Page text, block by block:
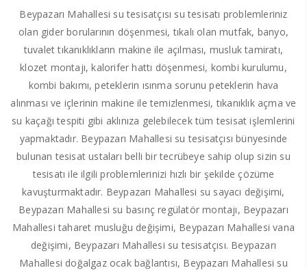
Beypazarı Mahallesi su tesisatçısı su tesisatı problemleriniz
olan gider borularının döşenmesi, tıkalı olan mutfak, banyo,
tuvalet tıkanıklıkların makine ile açılması, musluk tamiratı,
klozet montajı, kalorifer hattı döşenmesi, kombi kurulumu,
kombi bakımı, peteklerin ısınma sorunu peteklerin hava
alınması ve içlerinin makine ile temizlenmesi, tıkanıklık açma ve
su kaçağı tespiti gibi aklınıza gelebilecek tüm tesisat işlemlerini
yapmaktadır. Beypazarı Mahallesi su tesisatçısı bünyesinde
bulunan tesisat ustaları belli bir tecrübeye sahip olup sizin su
tesisatı ile ilgili problemlerinizi hızlı bir şekilde çözüme
kavuşturmaktadır. Beypazarı Mahallesi su sayacı değişimi,
Beypazarı Mahallesi su basınç regülatör montajı, Beypazarı
Mahallesi taharet musluğu değişimi, Beypazarı Mahallesi vana
değişimi, Beypazarı Mahallesi su tesisatçısı. Beypazarı
Mahallesi doğalgaz ocak bağlantısı, Beypazarı Mahallesi su